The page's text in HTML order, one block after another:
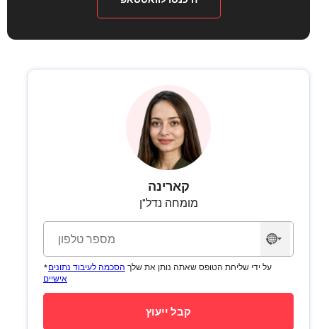
קארינה
מומחה נדל"ן
לא
נבחרה
*על ידי שליחת הטופס שאתה נותן את שלך הסכמה לעיבוד נתונים
אישיים